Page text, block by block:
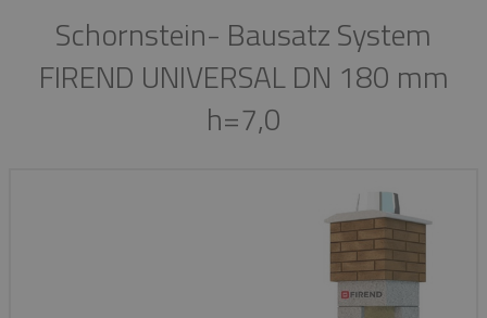
Schornstein- Bausatz System
FIREND UNIVERSAL DN 180 mm
h=7,0